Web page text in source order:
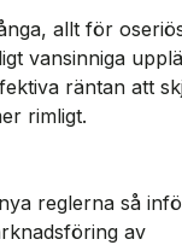
allt för
vansinniga
räntan att
rimligt.
reglerna så
av